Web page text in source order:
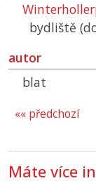
bydliště
autor
blat
«« předchozí
Máte více